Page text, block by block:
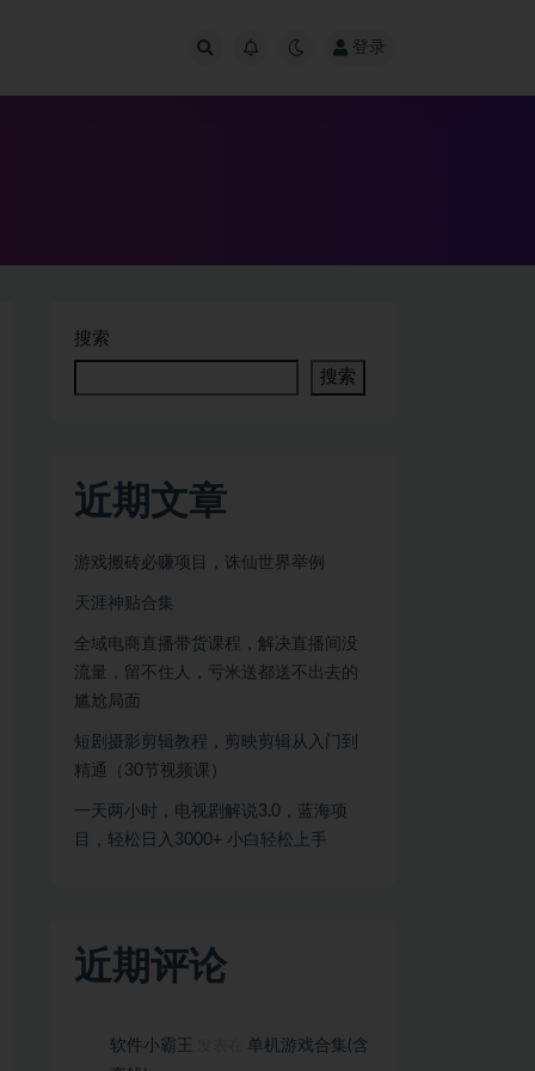
登录
搜索
搜索
近期文章
游戏搬砖必赚项目，诛仙世界举例
天涯神贴合集
全域电商直播带货课程，解决直播间没
流量，留不住人，亏米送都送不出去的
尴尬局面
短剧摄影剪辑教程，剪映剪辑从入门到
精通（30节视频课）
一天两小时，电视剧解说3.0，蓝海项
目，轻松日入3000+ 小白轻松上手
近期评论
软件小霸王
单机游戏合集(含